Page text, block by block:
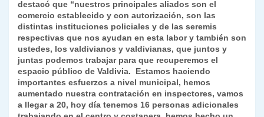
destacó que “nuestros principales aliados son el
comercio establecido y con autorización, son las
distintas instituciones policiales y de las seremis
respectivas que nos ayudan en esta labor y también son
ustedes, los valdivianos y valdivianas, que juntos y
juntas podemos trabajar para que recuperemos el
espacio público de Valdivia. Estamos haciendo
importantes esfuerzos a nivel municipal, hemos
aumentado nuestra contratación en inspectores, vamos
a llegar a 20, hoy día tenemos 16 personas adicionales